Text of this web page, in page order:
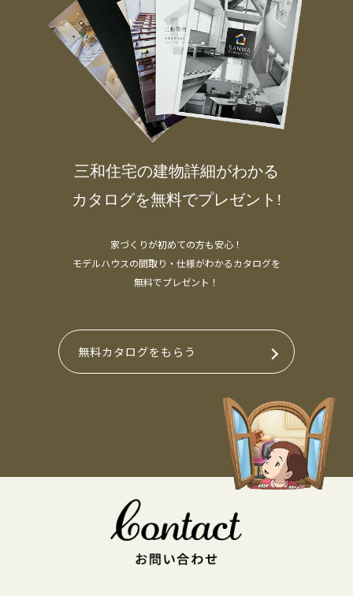
三和住宅の建物詳細がわかる
カタログを無料でプレゼント!
家づくりが初めての方も安心！
モデルハウスの間取り・仕様がわかるカタログを
無料でプレゼント！
無料カタログをもらう